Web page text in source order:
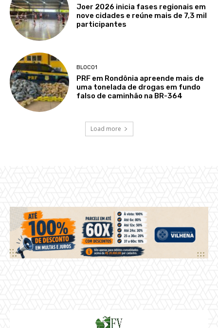
Joer 2026 inicia fases regionais em
nove cidades e reúne mais de 7,3 mil
participantes
BLOCO1
PRF em Rondônia apreende mais de
uma tonelada de drogas em fundo
falso de caminhão na BR-364
Load more